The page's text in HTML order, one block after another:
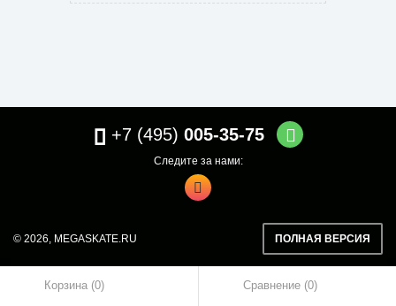
Корзина (0) Сравнение 0
+7 (495) 005-35-75
Следите за нами:
© 2026, MEGASKATE.RU ПОЛНАЯ ВЕРСИЯ